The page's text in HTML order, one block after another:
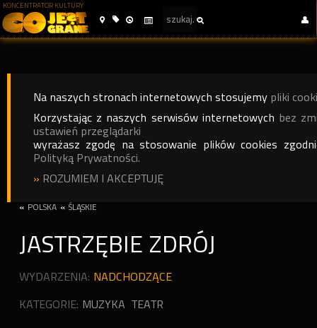
KONCENTRATOR KULTURY
Na naszych stronach internetowych stosujemy pliki
Korzystając z naszych serwisów internetowych bez
ustawień przeglądarki
wyrażasz zgodę na stosowanie plików cookies
Polityką Prywatności.
» ROZUMIEM I AKCEPTUJĘ
« POLSKA « ŚLĄSKIE
JASTRZĘBIE ZDRÓJ
WYDARZENIA: NADCHODZĄCE
KATEGORIE: MUZYKA TEATR